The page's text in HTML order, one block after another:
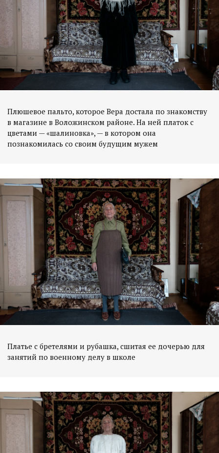
Плюшевое пальто, которое Вера достала по знакомству
в магазине в Воложинском районе. На ней платок с
цветами — «шалиновка», — в котором она
познакомилась со своим будущим мужем
Платье с бретелями и рубашка, сшитая ее дочерью для